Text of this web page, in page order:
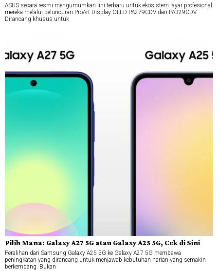
ASUS secara resmi mengumumkan lini terbaru untuk ekosistem layar profesional
mereka melalui peluncuran ProArt Display OLED PA279CDV dan PA329CDV.
Dirancang khusus untuk
Pilih Mana: Galaxy A27 5G atau Galaxy A25 5G, Cek di Sini
Peralihan dari Samsung Galaxy A25 5G ke Galaxy A27 5G membawa
peningkatan yang dirancang untuk menjawab kebutuhan harian yang semakin
berkembang. Bukan